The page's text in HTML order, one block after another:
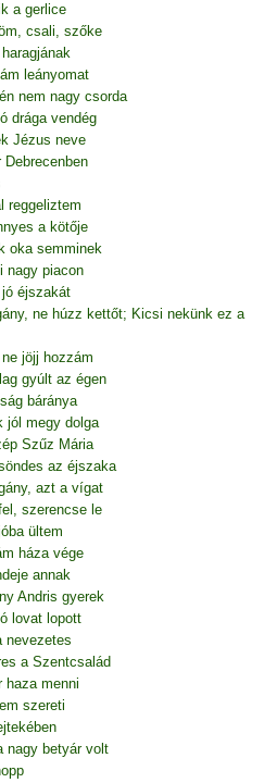
a gerlice
csali, szőke
leányomat
nem nagy csorda
drága vendég
Jézus neve
Debrecenben
reggeliztem
a kötője
oka semminek
nagy piacon
éjszakát
ne húzz kettőt; Kicsi nekünk ez a
jöjj hozzám
gyúlt az égen
báránya
jól megy dolga
Szűz Mária
az éjszaka
azt a vígat
szerencse le
ültem
háza vége
annak
Andris gyerek
lovat lopott
nevezetes
a Szentcsalád
haza menni
szereti
nagy betyár volt